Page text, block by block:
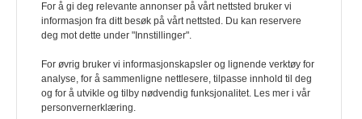
For å gi deg relevante annonser på vårt nettsted bruker vi
informasjon fra ditt besøk på vårt nettsted. Du kan reservere
deg mot dette under "Innstillinger".
For øvrig bruker vi informasjonskapsler og lignende verktøy for
analyse, for å sammenligne nettlesere, tilpasse innhold til deg
og for å utvikle og tilby nødvendig funksjonalitet. Les mer i vår
personvernerklæring.